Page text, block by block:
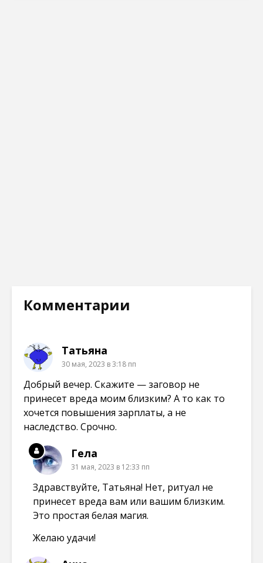
Комментарии
Татьяна
30 мая, 2023 в 3:18 пп
Добрый вечер. Скажите — заговор не
принесет вреда моим близким? А то как то
хочется повышения зарплаты, а не
наследство. Срочно.
Гела
31 мая, 2023 в 12:33 пп
Здравствуйте, Татьяна! Нет, ритуал не
принесет вреда вам или вашим близким.
Это простая белая магия.
Желаю удачи!